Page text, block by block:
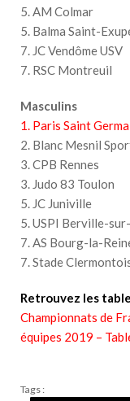
5. AM Colmar
5. Balma Saint-
7. JC Vendôme USV
7. RSC Montreuil
Masculins
1. Paris Saint
2. Blanc Mesnil
3. CPB Rennes
3. Judo 83 Toulon
5. JC Juniville
5. USPI Berville-
7. AS Bourg-la-
7. Stade
Retrouvez les
Championnats de
équipes 2019 –
Tags :